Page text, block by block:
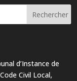
d’Instance de
Civil Local,